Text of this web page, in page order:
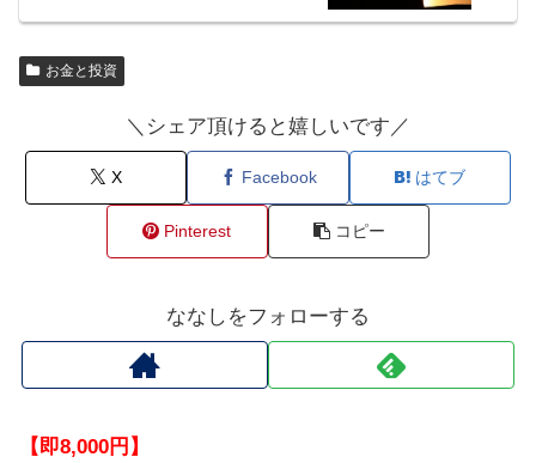
お金と投資
＼シェア頂けると嬉しいです／
X Facebook はてブ
Pinterest コピー
ななしをフォローする
【即8,000円】